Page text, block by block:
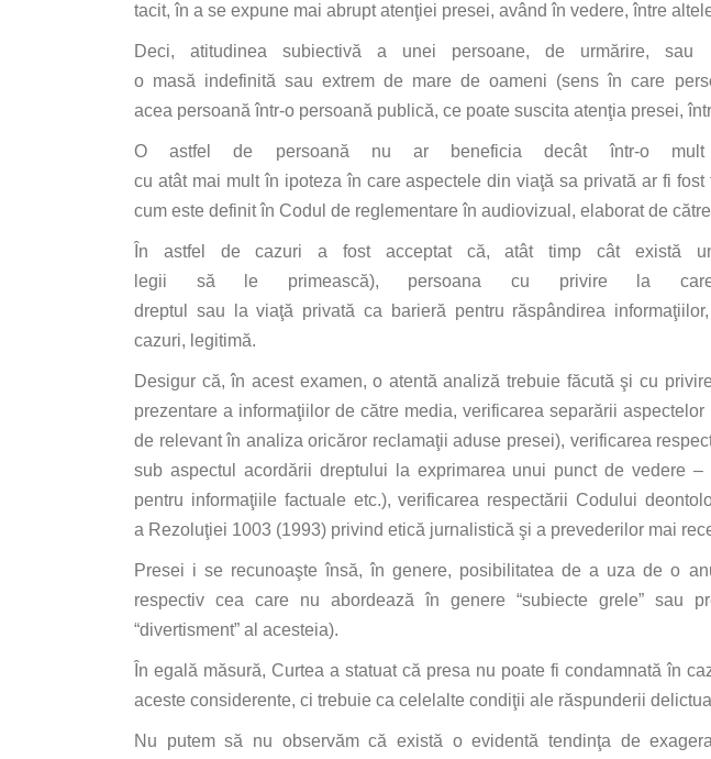
tacit, în a se expune mai abruptatenţiei presei, având în vedere, între
Deci, atitudineasubiectivă a unei persoane, de urmărire,sau
o masă indefinită sau extrem de mare de oameni (sensîn care
acea persoană într-o persoană publică, ce poate suscita atenţia presei, într
O astfel de persoană nu ar beneficiadecât într-o mult
cu atât mai mult în ipoteza în care aspecteledin viaţă sa privată arfi fost
cum este definitîn Codul de reglementare în audiovizual, elaborat de către
În astfel de cazuri a fost acceptat că,atât timp cât există
legii să le primească), persoana cu privire la
dreptul sau la viaţă privată ca barieră pentru răspândirea informaţiilor,
cazuri, legitimă.
Desigur că,în acest examen, o atentă analiză trebuie făcută şi cu privire
prezentare a informaţiilor decătre media, verificareaseparării aspectelor
de relevantîn analizaoricăror reclamaţii aduse presei), verificarea
sub aspectul acordării dreptului la exprimarea unui punct de vedere –
pentru informaţiile factuale etc.), verificarea respectării Codului
a Rezoluţiei 1003 (1993) privind etică jurnalistică şi a prevederilor mai
Presei ise recunoaşte însă,în genere, posibilitatea de a uza de o
respectiv cea care nu abordează în genere “subiecte grele” sau
“divertisment” al acesteia).
În egală măsură, Curtea a statuat că presa nu poate fi condamnată în
aceste considerente, ci trebuie ca celelalte condiţii ale răspunderii
Nu putemsă nu observăm că există oevidentă tendinţa de